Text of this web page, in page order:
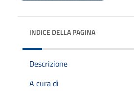
INDICE DELLA PAGINA
Descrizione
A cura di